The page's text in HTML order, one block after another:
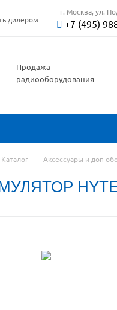
дилером
г. Москва, ул.
+7 (495)
Продажа
радиооборудования
Каталог - Аксессуары и доп